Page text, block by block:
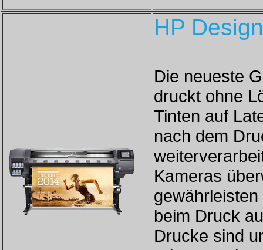
HP
Die neueste
druckt ohne
Tinten auf
nach dem
Kameras
beim Druck
Drucke sind